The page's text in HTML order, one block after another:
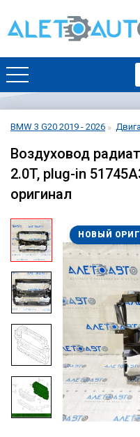
BMW 3 G20 2019 - 2026
Воздуховод
2.0T, plug-in
оригинал
НОВЫЙ